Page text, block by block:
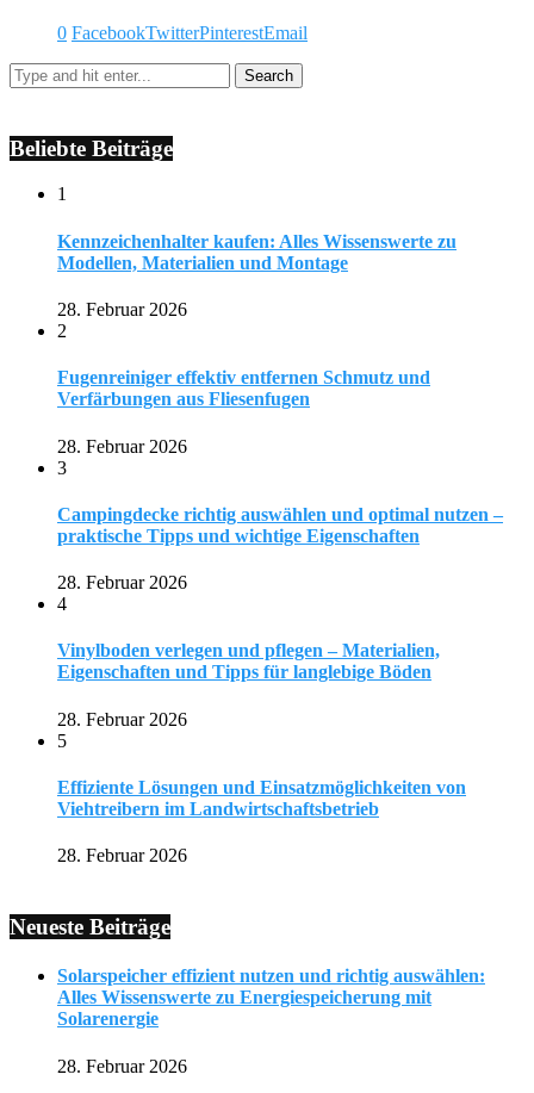
0 FacebookTwitterPinterestEmail
Beliebte Beiträge
1
Kennzeichenhalter kaufen: Alles Wissenswerte zu
Modellen, Materialien und Montage
28. Februar 2026
2
Fugenreiniger effektiv entfernen Schmutz und
Verfärbungen aus Fliesenfugen
28. Februar 2026
3
Campingdecke richtig auswählen und optimal nutzen –
praktische Tipps und wichtige Eigenschaften
28. Februar 2026
4
Vinylboden verlegen und pflegen – Materialien,
Eigenschaften und Tipps für langlebige Böden
28. Februar 2026
5
Effiziente Lösungen und Einsatzmöglichkeiten von
Viehtreibern im Landwirtschaftsbetrieb
28. Februar 2026
Neueste Beiträge
Solarspeicher effizient nutzen und richtig auswählen:
Alles Wissenswerte zu Energiespeicherung mit
Solarenergie
28. Februar 2026